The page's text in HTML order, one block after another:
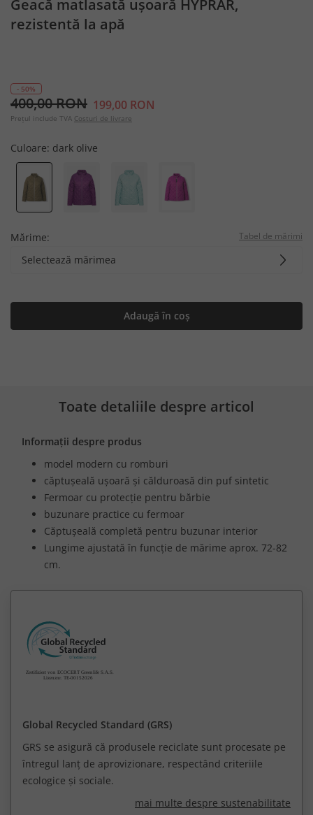
Geacă matlasată ușoară HYPRAR,
rezistentă la apă
- 50%
400,00 RON 199,00 RON
Prețul include TVA Costuri de livrare
Culoare: dark olive
Mărime: Tabel de mărimi
Selectează mărimea
Adaugă în coș
Toate detaliile despre articol
Informații despre produs
model modern cu romburi
căptușeală ușoară și călduroasă din puf sintetic
Fermoar cu protecție pentru bărbie
buzunare practice cu fermoar
Căptușeală completă pentru buzunar interior
Lungime ajustată în funcție de mărime aprox. 72-82
cm.
Global Recycled Standard (GRS)
GRS se asigură că produsele reciclate sunt procesate pe
întregul lanț de aprovizionare, respectând criteriile
ecologice și sociale.
mai multe despre sustenabilitate